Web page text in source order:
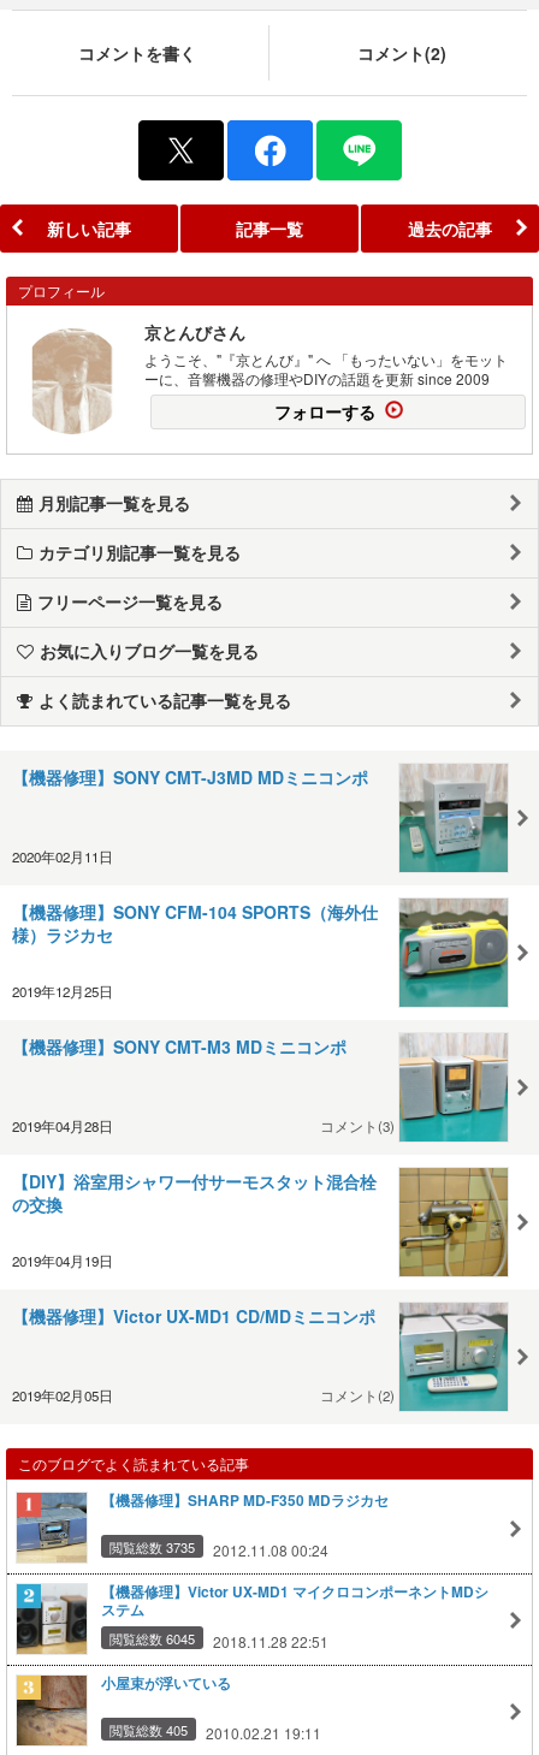
コメントを書く コメント(2)
新しい記事 記事一覧 過去の記事
プロフィール
京とんびさん
ようこそ、"『京とんび』" へ 「もったいない」をモット
ーに、音響機器の修理やDIYの話題を更新 since 2009
フォローする
月別記事一覧を見る
カテゴリ別記事一覧を見る
フリーページ一覧を見る
お気に入りブログ一覧を見る
よく読まれている記事一覧を見る
【機器修理】SONY CMT-J3MD MDミニコンポ
2020年02月11日
【機器修理】SONY CFM-104 SPORTS（海外仕
様）ラジカセ
2019年12月25日
【機器修理】SONY CMT-M3 MDミニコンポ
2019年04月28日 コメント(3)
【DIY】浴室用シャワー付サーモスタット混合栓
の交換
2019年04月19日
【機器修理】Victor UX-MD1 CD/MDミニコンポ
2019年02月05日 コメント(2)
このブログでよく読まれている記事
【機器修理】SHARP MD-F350 MDラジカセ
閲覧総数 3735 2012.11.08 00:24
【機器修理】Victor UX-MD1 マイクロコンポーネントMDシ
ステム
閲覧総数 6045 2018.11.28 22:51
小屋束が浮いている
閲覧総数 405 2010.02.21 19:11